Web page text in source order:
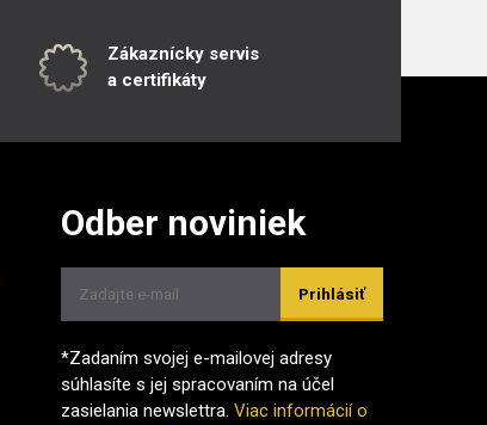
Zákaznícky servis
a certifikáty
Odber noviniek
Prihlásiť
*Zadaním svojej e-mailovej adresy
súhlasíte s jej spracovaním na účel
zasielania newslettra. Viac informácií o